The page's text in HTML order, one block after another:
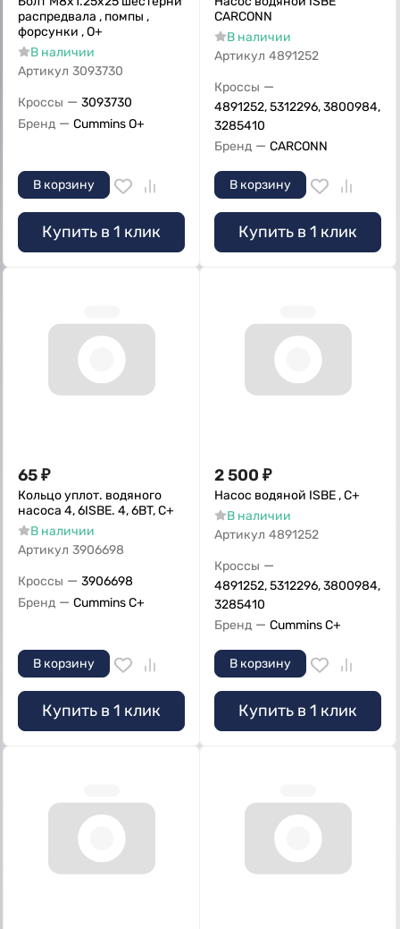
распредвала , помпы ,
форсунки , О+
В наличии
Артикул 3093730
Кроссы — 3093730
Бренд — Cummins O+
В корзину
Купить в 1 клик
CARCONN
В наличии
Артикул 4891252
Кроссы —
4891252, 5312296, 3800984,
3285410
Бренд — CARCONN
В корзину
Купить в 1 клик
65₽
Кольцо уплот. водяного
насоса 4, 6ISBE. 4, 6BT, С+
В наличии
Артикул 3906698
Кроссы — 3906698
Бренд — Cummins C+
В корзину
Купить в 1 клик
2 500 ₽
Насос водяной ISBE , С+
В наличии
Артикул 4891252
Кроссы —
4891252, 5312296, 3800984,
3285410
Бренд — Cummins C+
В корзину
Купить в 1 клик